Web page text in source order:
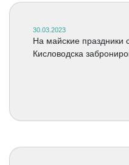
30.03.2023
На майские праздники
Кисловодска